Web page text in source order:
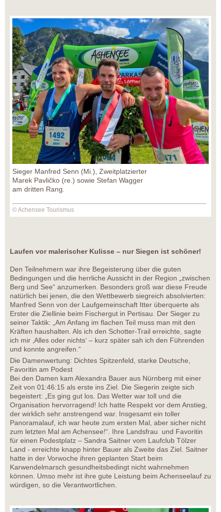
Sieger Manfred Senn (Mi.), Zweitplatzierter
Marek Pavličko (re.) sowie Stefan Wagger
am dritten Rang.
© Achensee Tourismus
Laufen vor malerischer Kulisse – nur Siegen ist schöner!
Den Teilnehmern war ihre Begeisterung über die guten
Bedingungen und die herrliche Aussicht in der Region „zwischen
Berg und See“ anzumerken. Besonders groß war diese Freude
natürlich bei jenen, die den Wettbewerb siegreich absolvierten:
Manfred Senn von der Laufgemeinschaft Itter überquerte als
Erster die Ziellinie beim Fischergut in Pertisau. Der Sieger zu
seiner Taktik: „Am Anfang im flachen Teil muss man mit den
Kräften haushalten. Als ich den Schotter-Trail erreichte, sagte
ich mir ‚Alles oder nichts‘ – kurz später sah ich den Führenden
und konnte angreifen.“
Die Damenwertung: Dichtes Spitzenfeld, starke Deutsche,
Favoritin am Podest
Bei den Damen kam Alexandra Bauer aus Nürnberg mit einer
Zeit von 01:46:15 als erste ins Ziel. Die Siegerin zeigte sich
begeistert: „Es ging gut los. Das Wetter war toll und die
Organisation hervorragend! Ich hatte Respekt vor dem Anstieg,
der wirklich sehr anstrengend war. Insgesamt ein toller
Panoramalauf, ich war heute zum ersten Mal, aber sicher nicht
zum letzten Mal am Achensee!“. Ihre Landsfrau und Favoritin
für einen Podestplatz – Sandra Saitner vom Laufclub Tölzer
Land - erreichte knapp hinter Bauer als Zweite das Ziel. Saitner
hatte in der Vorwoche ihren geplanten Start beim
Karwendelmarsch gesundheitsbedingt nicht wahrnehmen
können. Umso mehr ist ihre gute Leistung beim Achenseelauf zu
würdigen, so die Verantwortlichen.